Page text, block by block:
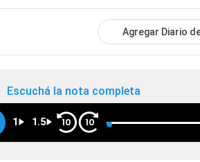
Agregar Diario
Escuchá la nota completa
1 1.5 10 10